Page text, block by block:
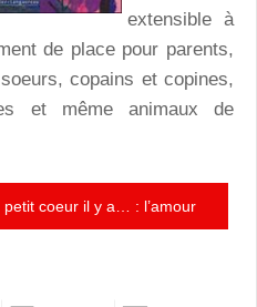
extensible à
de place pour parents,
copains et copines,
et même animaux de
coeur il y a… : l’amour